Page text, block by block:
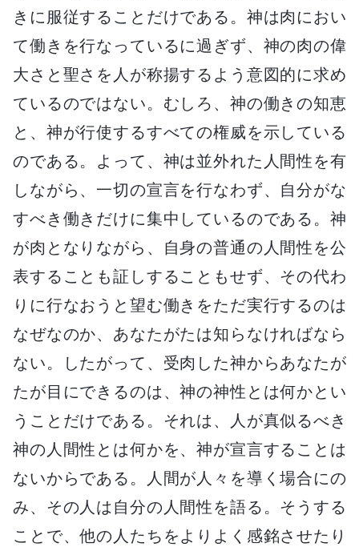
きに服従することだけである。神は肉におい
て働きを行なっているに過ぎず、神の肉の偉
大さと聖さを人が称揚するよう意図的に求め
ているのではない。むしろ、神の働きの知恵
と、神が行使するすべての権威を示している
のである。よって、神は並外れた人間性を有
しながら、一切の宣言を行なわず、自分がな
すべき働きだけに集中しているのである。神
が肉となりながら、自身の普通の人間性を公
表することも証しすることもせず、その代わ
りに行なおうと望む働きをただ実行するのは
なぜなのか、あなたがたは知らなければなら
ない。したがって、受肉した神からあなたが
たが目にできるのは、神の神性とは何かとい
うことだけである。それは、人が真似るべき
神の人間性とは何かを、神が宣言することは
ないからである。人間が人々を導く場合にの
み、その人は自分の人間性を語る。そうする
ことで、他の人たちをよりよく感銘させたり